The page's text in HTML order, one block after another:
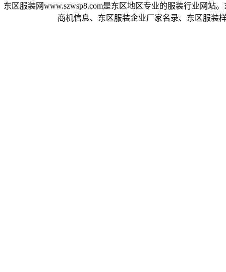
东区服装网www.szwsp8.com是东区地区专业的服装行业网站
商机信息、东区服装企业厂家名录、东区服装